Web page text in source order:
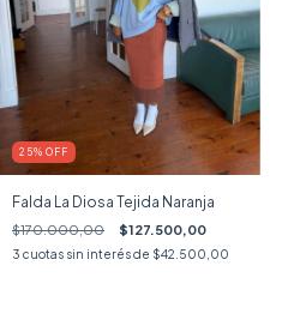
25% OFF
Falda La Diosa Tejida Naranja
$170.000,00 $127.500,00
3 cuotas sin interés de $42.500,00